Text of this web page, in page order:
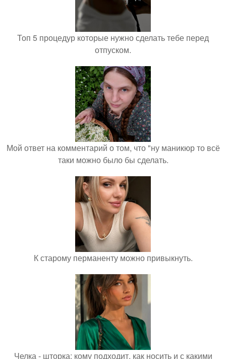
Топ 5 процедур которые нужно сделать тебе перед
отпуском.
Мой ответ на комментарий о том, что "ну маникюр то всё
таки можно было бы сделать.
К старому перманенту можно привыкнуть.
Челка - шторка: кому подходит, как носить и с какими